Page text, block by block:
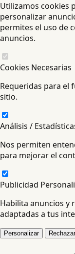
Utilizamos cookies
personalizar
permites el uso de
anuncios.
Cookies Necesarias
Requeridas para el
sitio.
Análisis /
Nos permiten
para mejorar el
Publicidad
Habilita anuncios y
adaptadas a tus
Personalizar Rechazar